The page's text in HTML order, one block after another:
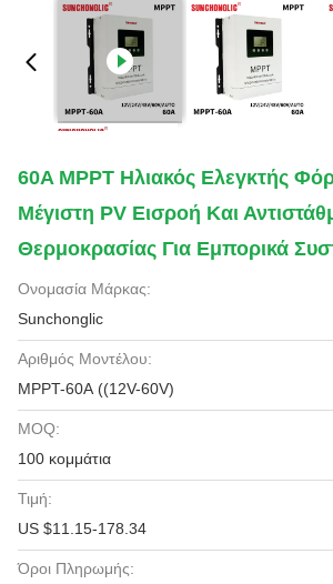
60A MPPT Ηλιακός Ελεγκτής
Μέγιστη PV Εισροή Και
Θερμοκρασίας Για Εμπορικά
Ονομασία Μάρκας:
Sunchonglic
Αριθμός Μοντέλου:
MPPT-60A ((12V-60V)
MOQ:
100 κομμάτια
Τιμή:
US $11.15-178.34
Όροι Πληρωμής: